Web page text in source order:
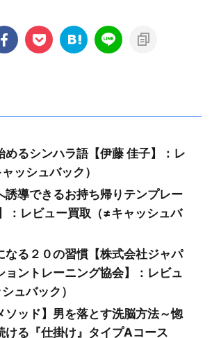
めるシンハラ語【伊藤 佳子】：レ
ッシュバック）
誘導できるお持ち帰りテンプレー
：レビュー買取（≠キャッシュバ
なる２０の習慣【株式会社ジャパ
ョントレーニング協会】：レビュ
ュバック）
ソッド】男を落とす洗脳方法～惚
ける『仕掛け』タイプAコース